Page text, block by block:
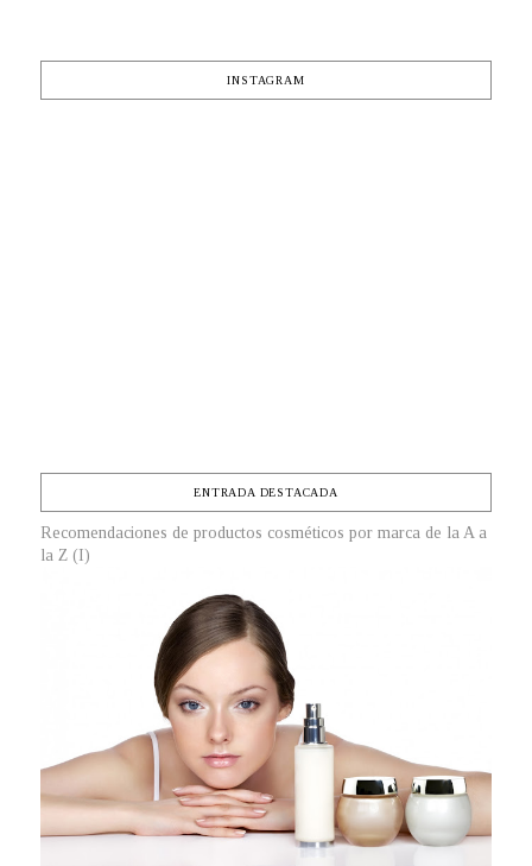
INSTAGRAM
ENTRADA DESTACADA
Recomendaciones de productos cosméticos por marca de la A a
la Z (I)